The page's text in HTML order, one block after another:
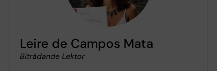
Leire de Campos Mata
Biträdande Lektor